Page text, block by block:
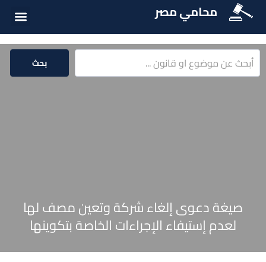
محامي مصر
بحث
صيغة دعوى إلغاء شركة وتعين مصف لها
لعدم إستيفاء الإجراءات الخاصة بتكوينها